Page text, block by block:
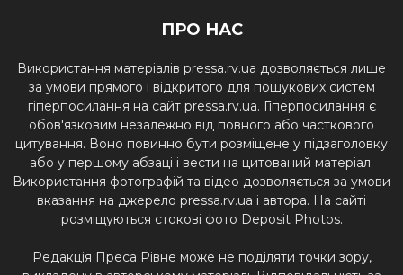
ПРО НАС
Використання матеріалів pressa.rv.ua дозволяється лише
за умови прямого і відкритого для пошукових систем
гіперпосилання на сайт pressa.rv.ua. Гіперпосилання є
обов'язковим незалежно від повного або часткового
цитування. Воно повинно бути розміщене у підзаголовку
або у першому абзаці і вести на цитований матеріал.
Використання фотографій та відео дозволяється за умови
вказання на джерело pressa.rv.ua і автора. На сайті
розміщуються стокові фото Deposit Photos.
Редакція Преса Рівне може не поділяти точки зору,